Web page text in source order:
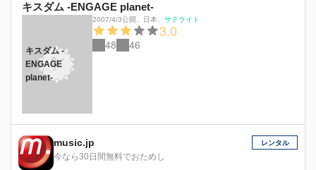
キスダム -ENGAGE planet-
キスダム -
ENGAGE
planet-
2007/4/3公開 日本 サテライト
3.0
48 46
music.jp
今なら30日間無料でおためし
レンタル